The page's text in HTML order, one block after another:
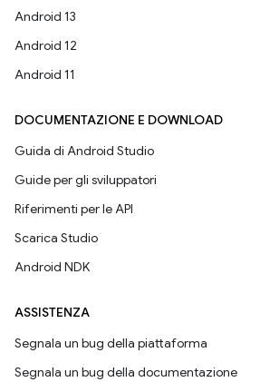
Android 13
Android 12
Android 11
DOCUMENTAZIONE E DOWNLOAD
Guida di Android Studio
Guide per gli sviluppatori
Riferimenti per le API
Scarica Studio
Android NDK
ASSISTENZA
Segnala un bug della piattaforma
Segnala un bug della documentazione